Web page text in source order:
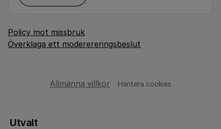
Policy mot missbruk
Överklaga ett moderereringsbeslut
Allmänna villkor Hantera cookies
Utvalt